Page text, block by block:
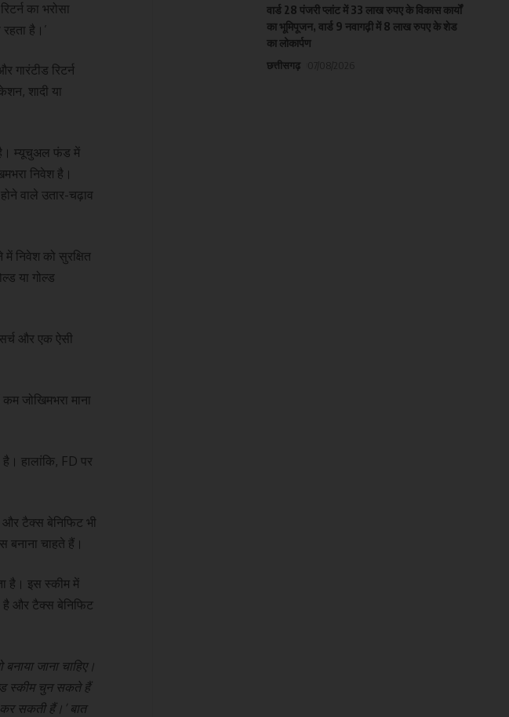
का भरोसा
है।’
गारंटीड रिटर्न
शादी या
है। म्यूचुअल फंड में
निवेश है।
वाले उतार-चढ़ाव
निवेश को सुरक्षित
या गोल्ड
और एक ऐसी
जोखिमभरा माना
हालांकि, FD पर
और टैक्स बेनिफिट भी
बनाना चाहते हैं।
है। इस स्कीम में
है और टैक्स बेनिफिट
जाना चाहिए।
स्कीम चुन सकते हैं
सकती हैं।’ बात
वार्ड 28 पंजरी प्लांट में 33 लाख रुपए के विकास कार्यों
का भूमिपूजन, वार्ड 9 नवागढ़ी में 8 लाख रुपए के शेड
का लोकार्पण
छत्तीसगढ़